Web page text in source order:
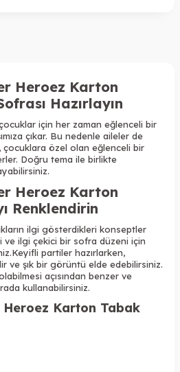
Heroez Karton
Hazırlayın
için her zaman eğlenceli bir
çıkar. Bu nedenle aileler de
çocuklara özel olan eğlenceli bir
Doğru tema ile birlikte
Heroez Karton
Renklendirin
ilgi gösterdikleri konseptler
ve ilgi çekici bir sofra düzeni için
Keyifli partiler hazırlarken,
ve şık bir görüntü elde edebilirsiniz.
açısından benzer ve
kullanabilirsiniz.
Karton Tabak